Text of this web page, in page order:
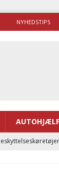
NYHEDSTIPS